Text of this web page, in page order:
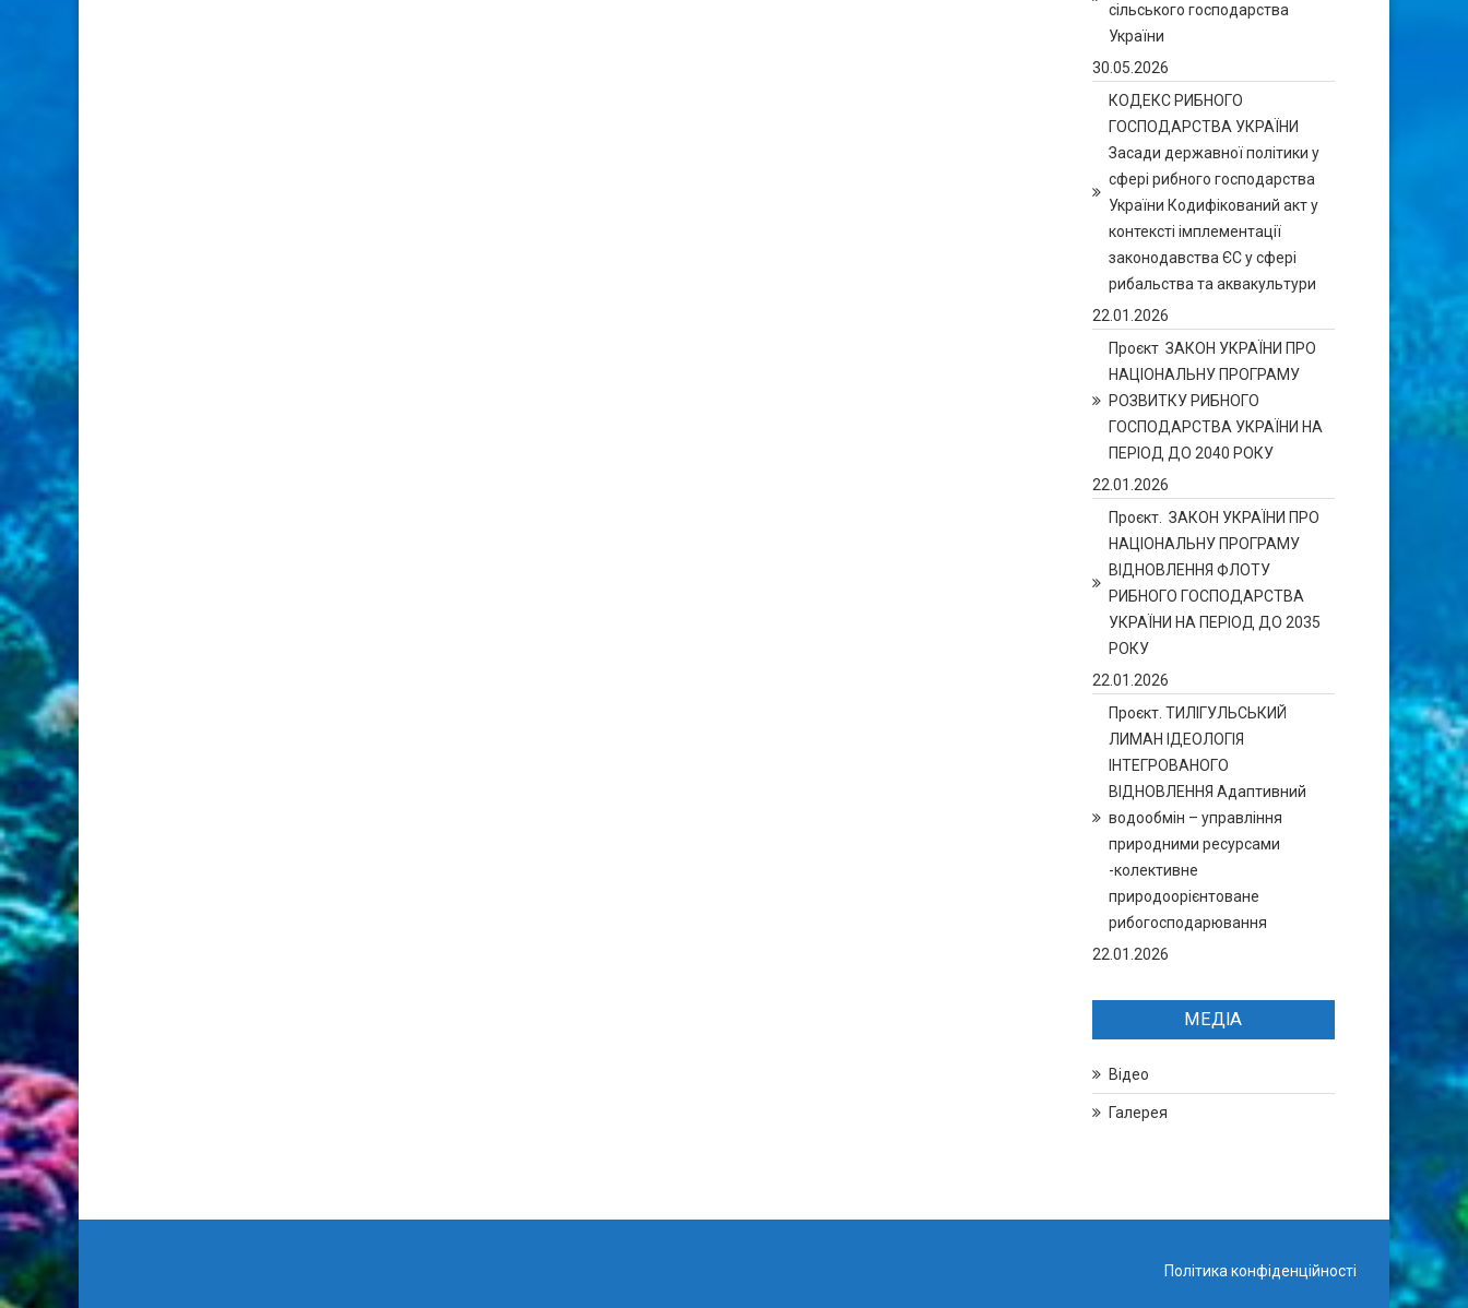
сільського господарства
України
30.05.2026
КОДЕКС РИБНОГО
ГОСПОДАРСТВА УКРАЇНИ
Засади державної політики у
сфері рибного господарства
України Кодифікований акт у
контексті імплементації
законодавства ЄС у сфері
рибальства та аквакультури
22.01.2026
Проєкт ЗАКОН УКРАЇНИ ПРО
НАЦІОНАЛЬНУ ПРОГРАМУ
РОЗВИТКУ РИБНОГО
ГОСПОДАРСТВА УКРАЇНИ НА
ПЕРІОД ДО 2040 РОКУ
22.01.2026
Проєкт. ЗАКОН УКРАЇНИ ПРО
НАЦІОНАЛЬНУ ПРОГРАМУ
ВІДНОВЛЕННЯ ФЛОТУ
РИБНОГО ГОСПОДАРСТВА
УКРАЇНИ НА ПЕРІОД ДО 2035
РОКУ
22.01.2026
Проєкт. ТИЛІГУЛЬСЬКИЙ
ЛИМАН ІДЕОЛОГІЯ
ІНТЕГРОВАНОГО
ВІДНОВЛЕННЯ Адаптивний
водообмін – управління
природними ресурсами
-колективне
природоорієнтоване
рибогосподарювання
22.01.2026
МЕДІА
Відео
Галерея
Політика конфіденційності